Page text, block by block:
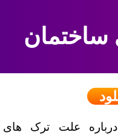
درباره علت ترک های